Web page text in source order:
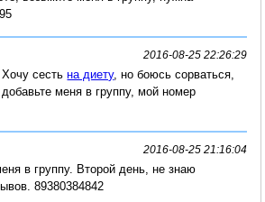
2016-08-25 22:26:29
Хочу сестьна диету, но боюсь сорваться,
меня в группу, мой номер
2016-08-25 21:16:04
в группу. Второй день, не знаю
89380384842